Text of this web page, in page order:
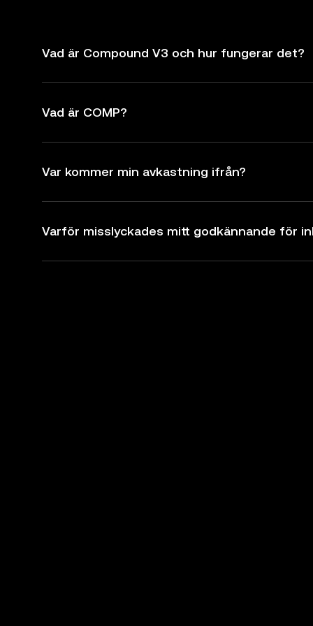
Vad är Compound V3 och hur fungerar det?
Vad är COMP?
Var kommer min avkastning ifrån?
Varför misslyckades mitt godkännande för